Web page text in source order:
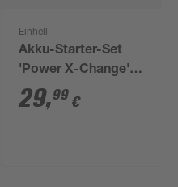
Einhell
Akku-Starter-Set
'Power X-Change'
Ladegerät und Akku
18 V 2,5 Ah
29,99 €